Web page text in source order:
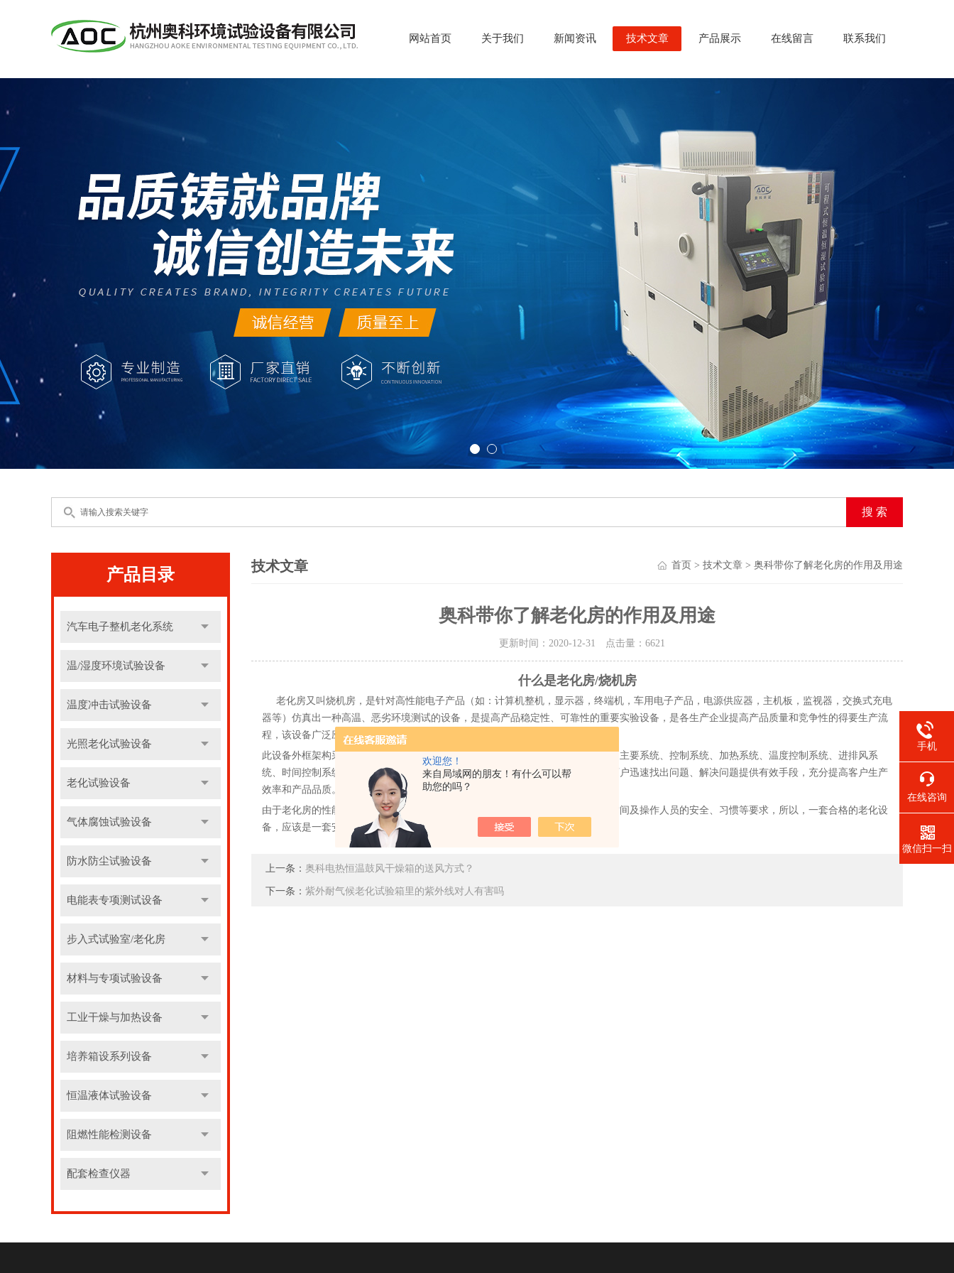
欢迎您！
来自局域网的朋友！有什么可以帮
助您的吗？
网站首页 关于我们 新闻资讯 技术文章 产品展示 在线留言 联系我们
产品目录
汽车电子整机老化系统
温/湿度环境试验设备
温度冲击试验设备
光照老化试验设备
老化试验设备
气体腐蚀试验设备
防水防尘试验设备
电能表专项测试设备
步入式试验室/老化房
材料与专项试验设备
工业干燥与加热设备
培养箱设系列设备
恒温液体试验设备
阻燃性能检测设备
配套检查仪器
技术文章 首页 > 技术文章 > 奥科带你了解老化房的作用及用途
奥科带你了解老化房的作用及用途
更新时间：2020-12-31 点击量： 6621
什么是老化房/烧机房
老化房又叫烧机房，是针对高性能电子产品（如：计算机整机，显示器，终端机，车用电子产品，电源供应器，主机板，监视器，交换式充电
器等）仿真出一种高温、恶劣环境测试的设备，是提高产品稳定性、可靠性的重要实验设备，是各生产企业提高产品质量和竞争性的得要生产流
程，该设备广泛应用于电源电子、电脑、通迅、生物制等领域。
此设备外框架构采用双面彩钢保温库板组合而成，根扰不同的要求配置本体系统、主要系统、控制系统、加热系统、温度控制系统、进排风系
统、时间控制系统、测试负载等，通过此测试程序可检查出不良品或不良件，是可户迅速找出问题、解决问题提供有效手段，充分提高客户生产
效率和产品品质。
由于老化房的性能及环境必须保证产品所需要的温度、电源质量、负载量、工作时间及操作人员的安全、习惯等要求，所以，一套合格的老化设
备，应该是一套安全可靠，高效节能、功能齐全和具有可扩充性的设备。
上一条： 奥科电热恒温鼓风干燥箱的送风方式？
下一条： 紫外耐气候老化试验箱里的紫外线对人有害吗
手机
在线咨询
微信扫一扫